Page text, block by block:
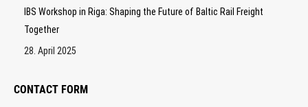
IBS Workshop in Riga: Shaping the Future of Baltic Rail Freight
Together
28. April 2025
CONTACT FORM